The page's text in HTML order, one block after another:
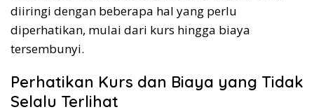
diiringi dengan beberapa hal yang perlu
diperhatikan, mulai dari kurs hingga biaya
tersembunyi.
Perhatikan Kurs dan Biaya yang Tidak
Selalu Terlihat